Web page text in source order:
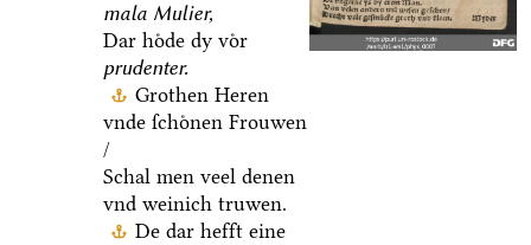
mala Mulier,
Dar hoͤde dy voͤr
prudenter.
Grothen Heren
vnde ſchoͤnen Frouwen
/
Schal men veel denen
vnd weinich truwen.
De dar hefft eine